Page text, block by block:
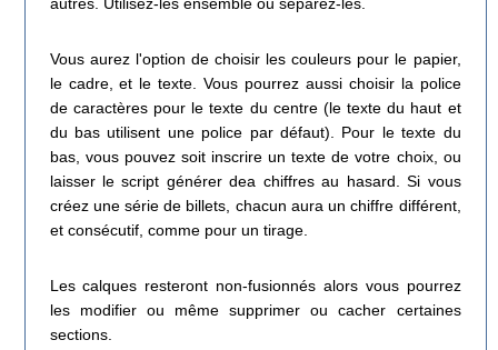
autres. Utilisez-les ensemble ou séparez-les.
Vous aurez l'option de choisir les couleurs pour le papier,
le cadre, et le texte. Vous pourrez aussi choisir la police
de caractères pour le texte du centre (le texte du haut et
du bas utilisent une police par défaut). Pour le texte du
bas, vous pouvez soit inscrire un texte de votre choix, ou
laisser le script générer dea chiffres au hasard. Si vous
créez une série de billets, chacun aura un chiffre différent,
et consécutif, comme pour un tirage.
Les calques resteront non-fusionnés alors vous pourrez
les modifier ou même supprimer ou cacher certaines
sections.